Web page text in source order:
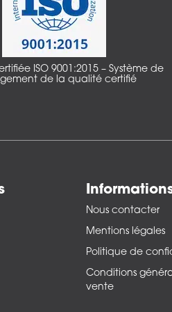
ISO 9001:2015 – Système de
de la qualité certifié
Nous contacter
Mentions légales
Politique de
Conditions
vente